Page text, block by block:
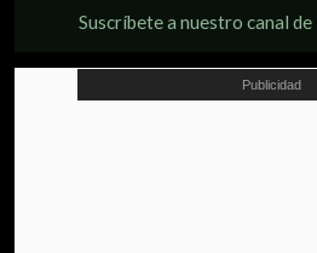
Suscríbete a nuestro canal de